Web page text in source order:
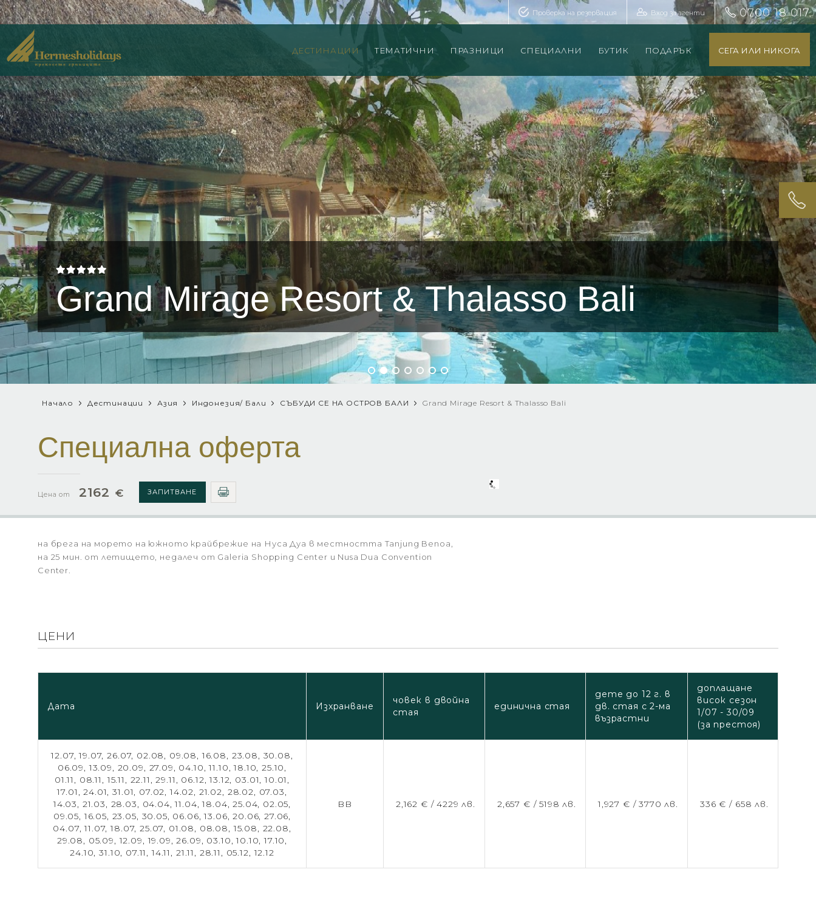
0700 18 017
Вход за агенти
Проверка на резервация
СЕГА ИЛИ НИКОГА
ДЕСТИНАЦИИ ТЕМАТИЧНИ ПРАЗНИЦИ СПЕЦИАЛНИ БУТИК ПОДАРЪК
Grand Mirage Resort & Thalasso Bali
Начало Дестинации Азия Индонезия/ Бали СЪБУДИ СЕ НА ОСТРОВ БАЛИ Grand Mirage Resort & Thalasso Bali
Специална оферта
Цена от 2162 € ЗАПИТВАНЕ
на брега на морето на южното крайбрежие на Нуса Дуа в местността Tanjung Benoa,
на 25 мин. от летището, недалеч от Galeria Shopping Center и Nusa Dua Convention
Center.
ЦЕНИ
Дата Изхранване
човек в двойна
стая
единична стая
дете до 12 г. в
дв. стая с 2-ма
възрастни
доплащане
висок сезон
1/07 - 30/09
(за престоя)
12.07,19.07,26.07, 02.08, 09.08,16.08, 23.08, 30.08,
06.09,13.09, 20.09, 27.09, 04.10,11.10,18.10,25.10,
01.11, 08.11,15.11, 22.11,29.11, 06.12,13.12, 03.01,10.01,
17.01,24.01,31.01, 07.02,14.02, 21.02, 28.02, 07.03,
14.03, 21.03, 28.03, 04.04,11.04,18.04,25.04, 02.05,
09.05,16.05, 23.05, 30.05, 06.06,13.06,20.06,27.06,
04.07,11.07,18.07,25.07, 01.08, 08.08,15.08, 22.08,
29.08, 05.09,12.09,19.09,26.09, 03.10,10.10,17.10,
24.10,31.10, 07.11,14.11, 21.11, 28.11, 05.12,12.12
BB 2,162 € /4229 лв. 2,657 € /5198 лв. 1,927 € /3770 лв. 336 € / 658 лв.